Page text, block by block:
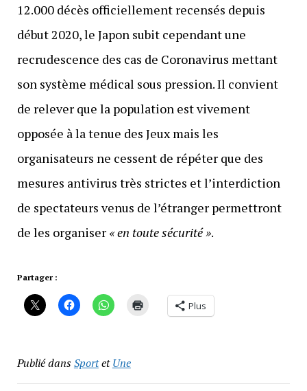
12.000 décès officiellement recensés depuis
début 2020, le Japon subit cependant une
recrudescence des cas de Coronavirus mettant
son système médical sous pression. Il convient
de relever que la population est vivement
opposée à la tenue des Jeux mais les
organisateurs ne cessent de répéter que des
mesures antivirus très strictes et l’interdiction
de spectateurs venus de l’étranger permettront
de les organiser « en toute sécurité ».
Partager :
Plus
Publié dansSportetUne